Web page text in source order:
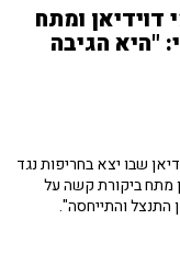
דוידיאן ומתח
"היא הגיבה
שבו יצא בחריפות נגד
מתח ביקורת קשה על
התנצל והתייחסה".